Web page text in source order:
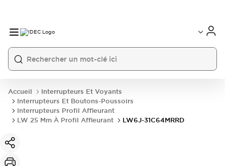
Accueil
Interrupteurs Et Voyants
Interrupteurs Et Boutons-Poussoirs
Interrupteurs Profil Affleurant
LW 25 Mm À Profil Affleurant
LW6J-31C64MRRD